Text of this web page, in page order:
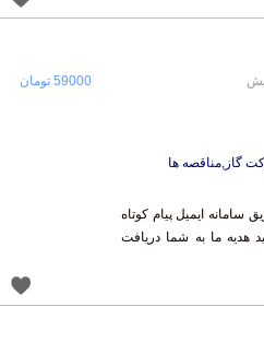
گاز,مناقصه ها
سامانه ایمیل پیام کوتاه
هدیه ما به شما دریافت
59000 تومان